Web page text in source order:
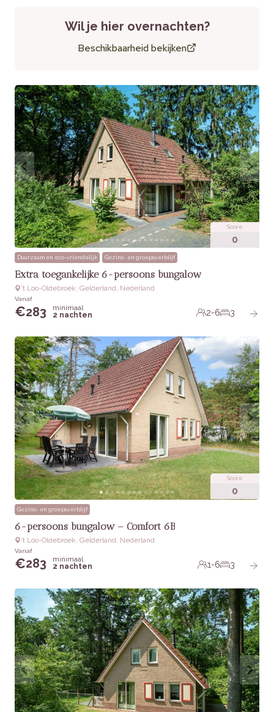
Waardering van bezoekers
Bezoekers waarderen het moderne design, de
genoemd.
Praktische informatie
Huisdieren:Niet toegestaan
Extra’s:Gratis WiFi, rookvrije accommodatie
Wil je hier overnachten?
Beschikbaarheid bekijken
Score
0
Duurzaam en eco-vriendelijk Gezins- en groepsverblijf
Extra toegankelijke 6-persoons bungalow
‘t Loo-Oldebroek, Gelderland, Nederland
Vanaf
€283
minimaal
2 nachten
2-6 3
Score
0
Gezins- en groepsverblijf
6-persoons bungalow – Comfort 6B
‘t Loo-Oldebroek, Gelderland, Nederland
Vanaf
€283
minimaal
2 nachten
1-6 3